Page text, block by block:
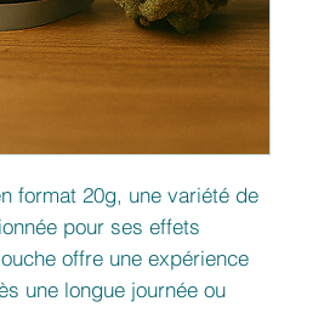
format 20g, une variété de
pour ses effets
offre une expérience
une longue journée ou